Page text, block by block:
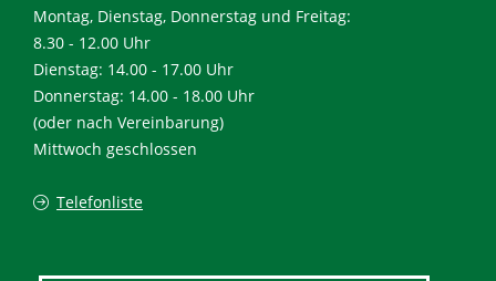
Montag, Dienstag, Donnerstag und Freitag:
8.30 - 12.00 Uhr
Dienstag: 14.00 - 17.00 Uhr
Donnerstag: 14.00 - 18.00 Uhr
(oder nach Vereinbarung)
Mittwoch geschlossen
Telefonliste